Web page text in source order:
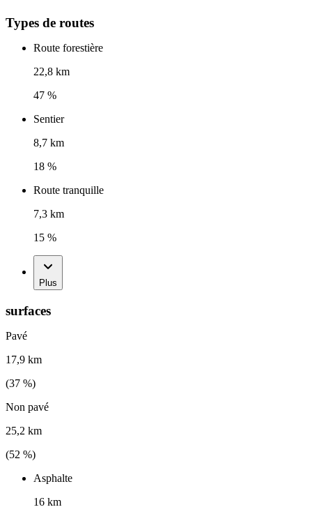
Types de routes
Route forestière
22,8 km
47 %
Sentier
8,7 km
18 %
Route tranquille
7,3 km
15 %
Plus
surfaces
Pavé
17,9 km
(37 %)
Non pavé
25,2 km
(52 %)
Asphalte
16 km